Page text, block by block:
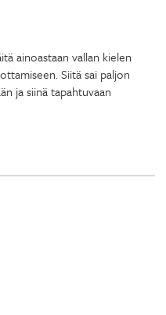
ainoastaan vallan kielen
Siitä sai paljon
ja siinä tapahtuvaan